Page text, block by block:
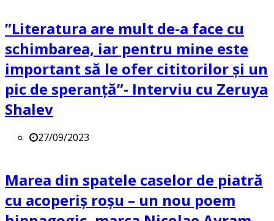
”Literatura are mult de-a face cu
schimbarea, iar pentru mine este
important să le ofer cititorilor și un
pic de speranță”- Interviu cu Zeruya
Shalev
27/09/2023
Marea din spatele caselor de piatră
cu acoperiș roșu – un nou poem